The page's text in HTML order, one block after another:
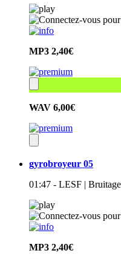
MP3 2,40€
WAV 6,00€
gyrobroyeur 05
01:47 - LESF |
MP3 2,40€